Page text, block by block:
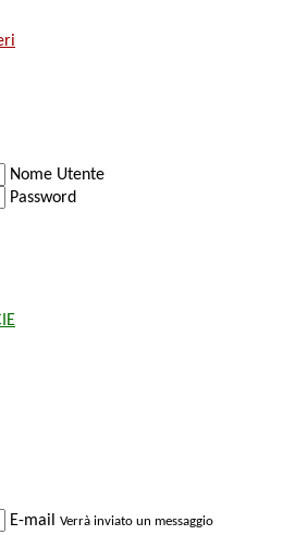
Nome Utente
Password
E-mail Verrà inviato un messaggio